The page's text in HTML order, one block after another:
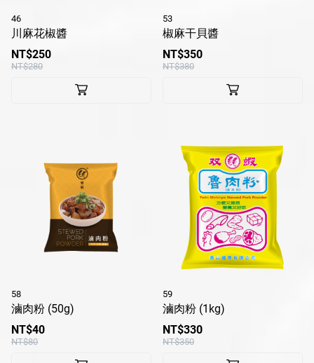
46
川麻花椒醬
NT$250
NT$280
53
椒麻干貝醬
NT$350
NT$380
58
滷肉粉 (50g)
NT$40
NT$80
59
滷肉粉 (1kg)
NT$330
NT$350